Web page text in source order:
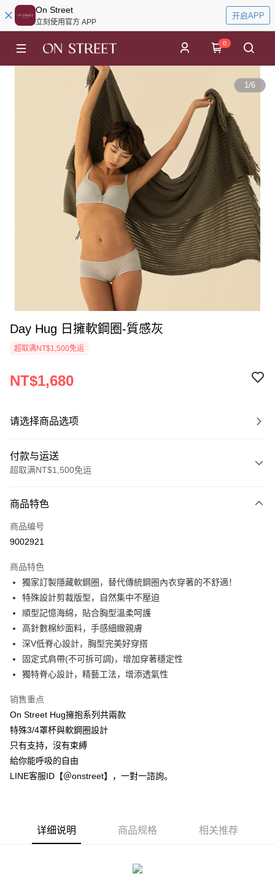
On Street
立刻使用官方 APP
开启APP
0
1/6
Day Hug 日擁軟鋼圈-質感灰
超取满NT$1,500免运
NT$1,680
请选择商品选项
付款与运送
超取满NT$1,500免运
信用卡一次付款
信用卡分期付款
合作金库商业银行
华南商业银行
彰化商业银行
上海商业储蓄银行
台北富邦商业银行
国泰世华商业银行
兆丰国际商业银行
台湾中小企业银行
汇丰（台湾）商业银行
联邦商业银行
元大商业银行
永丰商业银行
玉山商业银行
星展（台湾）商业银行
台湾乐天信用卡公司
超商取货付款
LINE Pay
Apple Pay
街口支付
相关说明
一、關於 AFTEE先享後付
1. 於付款方式選擇AFTEE先享後付，將跳出AFTEE先享後付手機驗證視
窗。
2. 進行簡訊驗證之後，即可完成結帳手續。
3. 訂單確認後不需事先繳費，商品會配送至您的指定地址。
4. 下訂完成後，您的手機會收到一封繳費通知簡訊，APP會員則會收到
請留意繳費期限為 14 天。唯有下載 AFTEE App 成為 AFTEE 會員者方能享
繳費期限，為商家向您請款的時間，再加上使用AFTEE可延長的天數所計算
出。使用AFTEE下訂可以延長您收到商品前的繳費天數，但無法保證一定能
ATM付款
运送方式
全家付款取貨
每笔NT$80，满NT$1,500(含以上)免运费
每笔NT$80，满NT$1,500(含以上)免运费
商品特色
商品编号
9002921
商品特色
獨家訂製隱藏軟鋼圈，替代傳統鋼圈內衣穿著的不舒適！
特殊設計剪裁版型，自然集中不壓迫
順型記憶海綿，貼合胸型溫柔呵護
高針數棉紗面料，手感細緻親膚
深V低脊心設計，胸型完美好穿搭
固定式肩帶(不可拆可調)，增加穿著穩定性
獨特脊心設計，精藝工法，增添透氣性
销售重点
On Street Hug擁抱系列共兩款
特殊3/4罩杯與軟鋼圈設計
只有支持，沒有束縛
給你能呼吸的自由
LINE客服ID【＠onstreet】，一對一諮詢。
详细说明 商品规格 相关推荐